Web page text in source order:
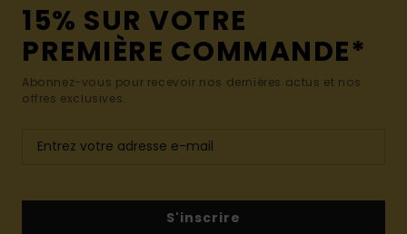
15% SUR VOTRE
PREMIÈRE COMMANDE*
Abonnez-vous pour recevoir nos dernières actus et nos
offres exclusives.
S'inscrire